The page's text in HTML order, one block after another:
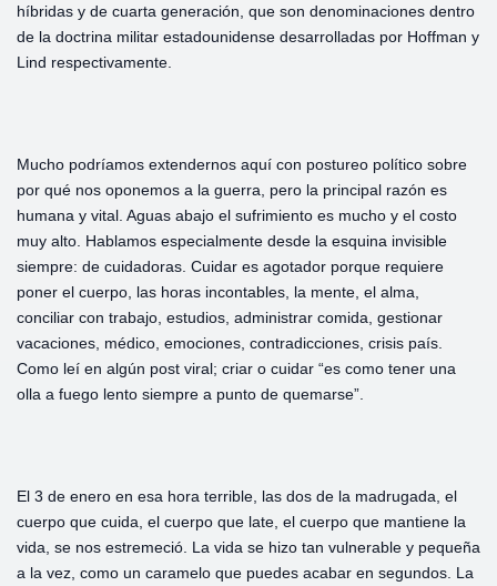
híbridas y de cuarta generación, que son denominaciones dentro
de la doctrina militar estadounidense desarrolladas por Hoffman y
Lind respectivamente.
Mucho podríamos extendernos aquí con postureo político sobre
por qué nos oponemos a la guerra, pero la principal razón es
humana y vital. Aguas abajo el sufrimiento es mucho y el costo
muy alto. Hablamos especialmente desde la esquina invisible
siempre: de cuidadoras. Cuidar es agotador porque requiere
poner el cuerpo, las horas incontables, la mente, el alma,
conciliar con trabajo, estudios, administrar comida, gestionar
vacaciones, médico, emociones, contradicciones, crisis país.
Como leí en algún post viral; criar o cuidar “es como tener una
olla a fuego lento siempre a punto de quemarse”.
El 3 de enero en esa hora terrible, las dos de la madrugada, el
cuerpo que cuida, el cuerpo que late, el cuerpo que mantiene la
vida, se nos estremeció. La vida se hizo tan vulnerable y pequeña
a la vez, como un caramelo que puedes acabar en segundos. La